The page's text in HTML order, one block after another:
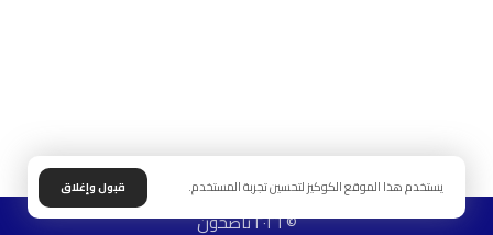
© ٢٠٢٦ ناصحون
يستخدم هذا الموقع الكوكيز لتحسين تجربة المستخدم. قبول وإغلاق